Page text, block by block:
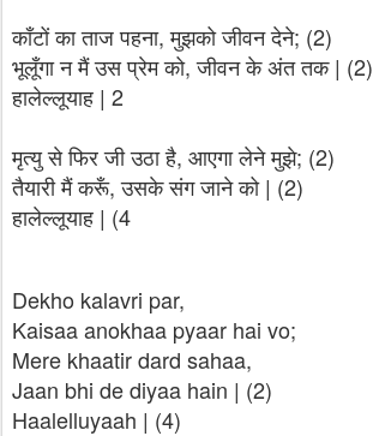
काँटों का ताज पहना, मुझको जीवन देने; (2)
भूलूँगा न मैं उस प्रेम को, जीवन के अंत तक | (2)
हालेल्लूयाह | 2
मृत्यु से फिर जी उठा है, आएगा लेने मुझे; (2)
तैयारी मैं करूँ, उसके संग जाने को | (2)
हालेल्लूयाह | (4
Dekho kalavri par,
Kaisaa anokhaa pyaar hai vo;
Mere khaatir dard sahaa,
Jaan bhi de diyaa hain | (2)
Haalelluyaah | (4)